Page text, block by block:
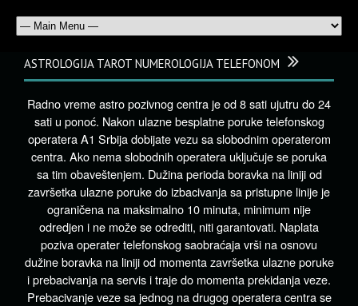
ASTROLOGIJA TAROT NUMEROLOGIJA TELEFONOM
Radno vreme astro pozivnog centra je od 8 sati ujutru do 24
sati u ponoć. Nakon ulazne besplatne poruke telefonskog
operatera A1 Srbija dobijate vezu sa slobodnim operaterom
centra. Ako nema slobodnih operatera uključuje se poruka
sa tim obaveštenjem. Dužina perioda boravka na liniji od
završetka ulazne poruke do izbacivanja sa pristupne linije je
ograničena na maksimalno 10 minuta, minimum nije
odredjen i ne može se odrediti, niti garantovati. Naplata
poziva operater telefonskog saobraćaja vrši na osnovu
dužine boravka na liniji od momenta završetka ulazne poruke
i prebacivanja na servis i traje do momenta prekidanja veze.
Prebacivanje veze sa jednog na drugog operatera centra se